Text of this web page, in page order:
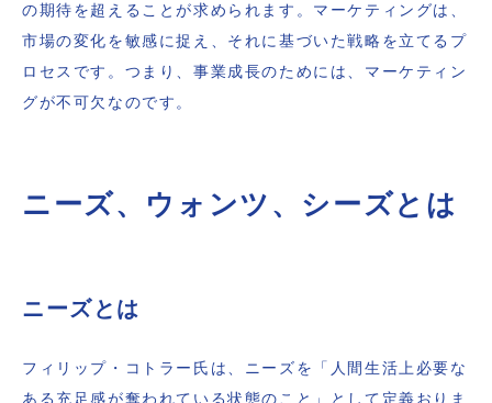
の期待を超えることが求められます。マーケティングは、
市場の変化を敏感に捉え、それに基づいた戦略を立てるプ
ロセスです。つまり、事業成長のためには、マーケティン
グが不可欠なのです。
ニーズ、ウォンツ、シーズとは
ニーズとは
フィリップ・コトラー氏は、ニーズを「人間生活上必要な
ある充足感が奪われている状態のこと」として定義おりま